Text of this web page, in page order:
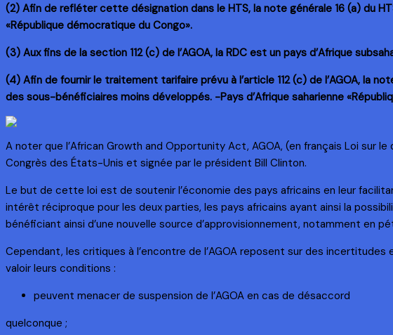
(2) Afin de refléter cette désignation dans le HTS, la note générale 16 (a) du
«République démocratique du Congo».
(3) Aux fins de la section 112 (c) de l’AGOA, la RDC est un pays d’Afrique
(4) Afin de fournir le traitement tarifaire prévu à l’article 112 (c) de l’AGOA, la
des sous-bénéficiaires moins développés. -Pays d’Afrique saharienne
A noter que l’African Growth and Opportunity Act, AGOA, (en français Loi
Congrès des États-Unis et signée par le président Bill Clinton.
Le but de cette loi est de soutenir l’économie des pays africains en leur
intérêt réciproque pour les deux parties, les pays africains ayant ainsi la
bénéficiant ainsi d’une nouvelle source d’approvisionnement, notamment en
Cependant, les critiques à l’encontre de l’AGOA reposent sur des
valoir leurs conditions :
peuvent menacer de suspension de l’AGOA en cas de désaccord
quelconque ;